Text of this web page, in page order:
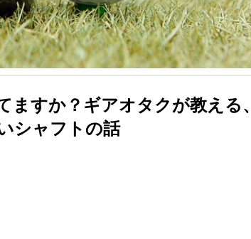
すか？ギアオタクが教える、
シャフトの話